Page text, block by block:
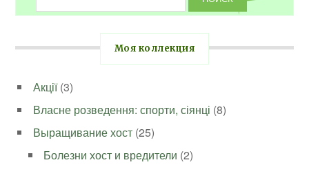
Моя коллекция
Акції(3)
Власне розведення: спорти, сіянці (8)
Выращивание хост (25)
Болезни хост и вредители (2)